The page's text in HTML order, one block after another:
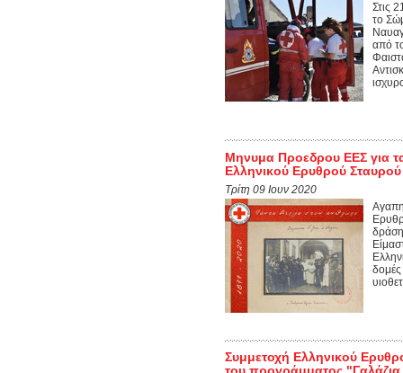
Στις
το
από
Μηνυμα Προεδρου ΕΕΣ για
Ελληνικού Ερυθρού Σταυρού
Τρίτη 09 Ιουν 2020
Συμμετοχή Ελληνικού
του προγράμματος